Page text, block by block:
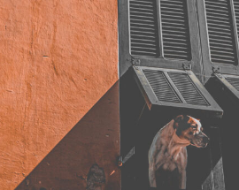
verschiedenes
portrait